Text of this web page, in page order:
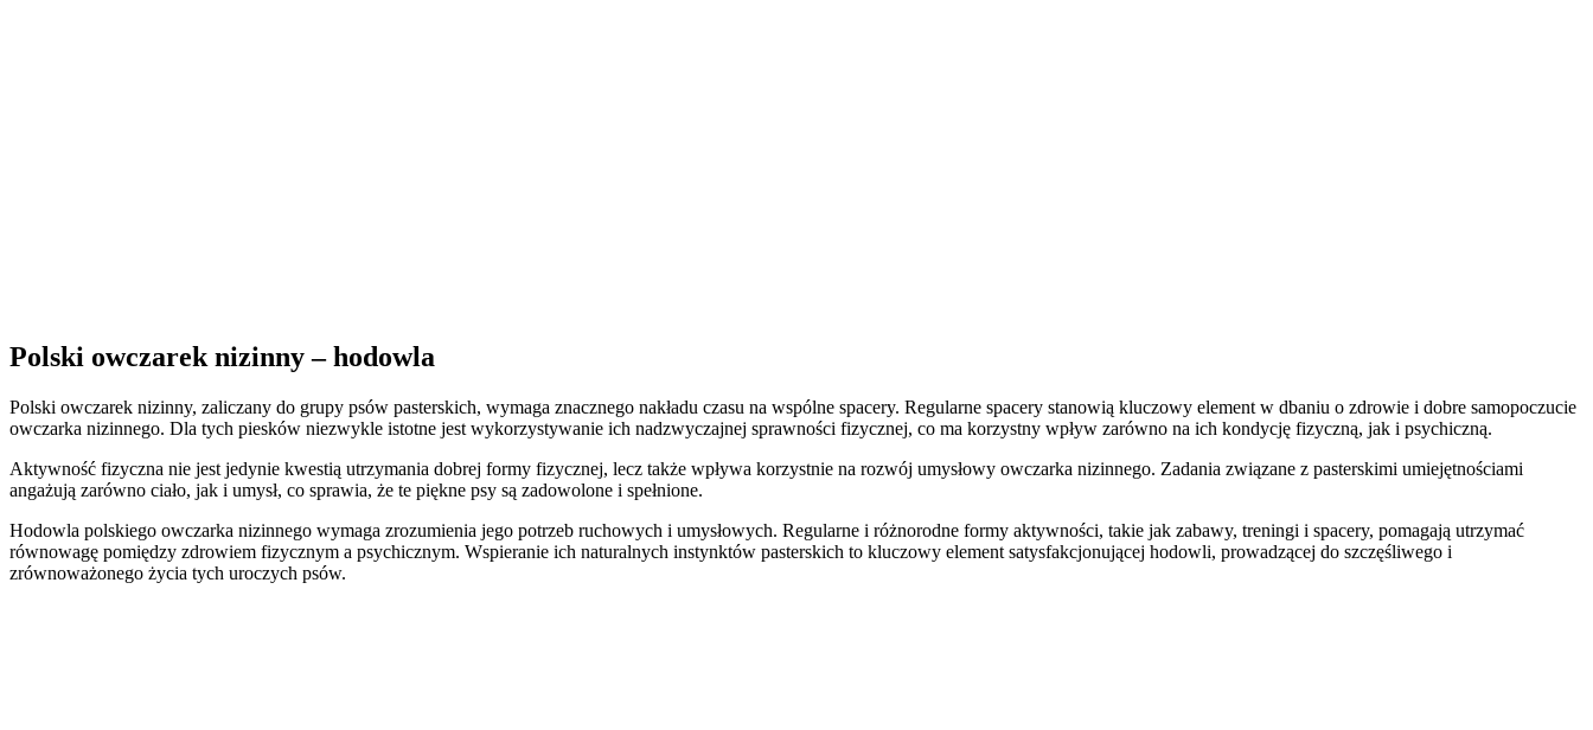
Polski owczarek nizinny – hodowla
Polski owczarek nizinny, zaliczany do grupy psów pasterskich, wymaga znacznego nakładu czasu na wspólne spacery. Regularne spacery stanowią kluczowy element w dbaniu o zdrowie i dobre samopoczucie
owczarka nizinnego. Dla tych piesków niezwykle istotne jest wykorzystywanie ich nadzwyczajnej sprawności fizycznej, co ma korzystny wpływ zarówno na ich kondycję fizyczną, jak i psychiczną.
Aktywność fizyczna nie jest jedynie kwestią utrzymania dobrej formy fizycznej, lecz także wpływa korzystnie na rozwój umysłowy owczarka nizinnego. Zadania związane z pasterskimi umiejętnościami
angażują zarówno ciało, jak i umysł, co sprawia, że te piękne psy są zadowolone i spełnione.
Hodowla polskiego owczarka nizinnego wymaga zrozumienia jego potrzeb ruchowych i umysłowych. Regularne i różnorodne formy aktywności, takie jak zabawy, treningi i spacery, pomagają utrzymać
równowagę pomiędzy zdrowiem fizycznym a psychicznym. Wspieranie ich naturalnych instynktów pasterskich to kluczowy element satysfakcjonującej hodowli, prowadzącej do szczęśliwego i
zrównoważonego życia tych uroczych psów.